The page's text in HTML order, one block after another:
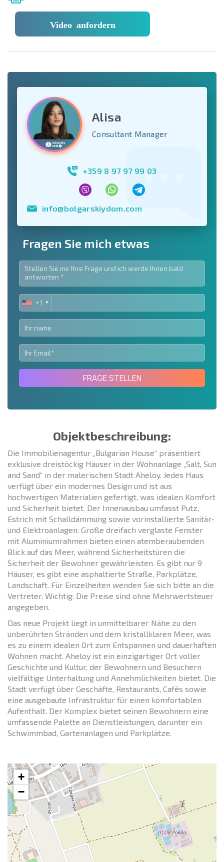
Video anfordern
Alisa
Consultant Manager
+359 8 97 97 99 03
info@bolgarskiydom.com
Fragen Sie mich etwas
UNITED
STATES
+1
+1
FRAGE STELLEN
Objektbeschreibung:
Die Immobilienagentur „Bulgarian House“ präsentiert
exklusive dreistöckig Häuser in der Wohnanlage „Salt, Sun
and Sand“ in der malerischen Stadt Aheloy. Jedes Haus
verfügt über ein modernes Design und ist aus
hochwertigen Materialien gefertigt, was idealen Komfort
und Sicherheit bietet. Der Innenausbau umfasst Putz,
Estrich mit Schalldämmung sowie vorinstallierte Sanitär-
und Elektroanlagen. Große dreifach verglaste Fenster
mit Aluminiumrahmen bieten einen atemberaubenden
Blick auf das Meer, während Sicherheitstüren die
Sicherheit der Bewohner gewährleisten. Es gibt nur 9
Häuser, es gibt eine asphaltierte Straße, Parkplätze,
Landschaft. Für Einzelheiten wenden Sie sich bitte an die
Vertreter. Wichtig: Die Preise sind ohne Mehrwertsteuer
angegeben.
Das neue Projekt liegt in unmittelbarer Nähe zu den
unberührten Stränden und dem kristallklaren Meer, was
es zu einem idealen Ort zum Entspannen und dauerhaften
Wohnen macht. Aheloy ist ein einzigartiger Ort voller
Geschichte und Kultur, der Bewohnern und Besuchern
vielfältige Unterhaltung und Annehmlichkeiten bietet. Die
Stadt verfügt über Geschäfte, Restaurants, Cafés sowie
eine ausgebaute Infrastruktur für einen komfortablen
Aufenthalt. Der Komplex bietet seinen Bewohnern eine
umfassende Palette an Dienstleistungen, darunter ein
Schwimmbad, Gartenanlagen und Parkplätze.
+
−